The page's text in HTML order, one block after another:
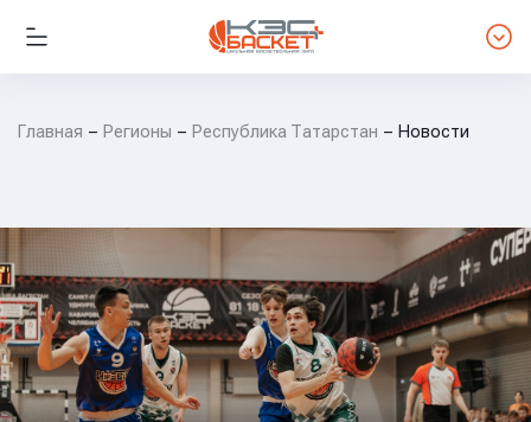
Главная Регионы Республика Татарстан Новости